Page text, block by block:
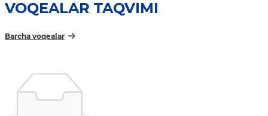
VOQEALAR TAQVIMI
Barcha voqealar